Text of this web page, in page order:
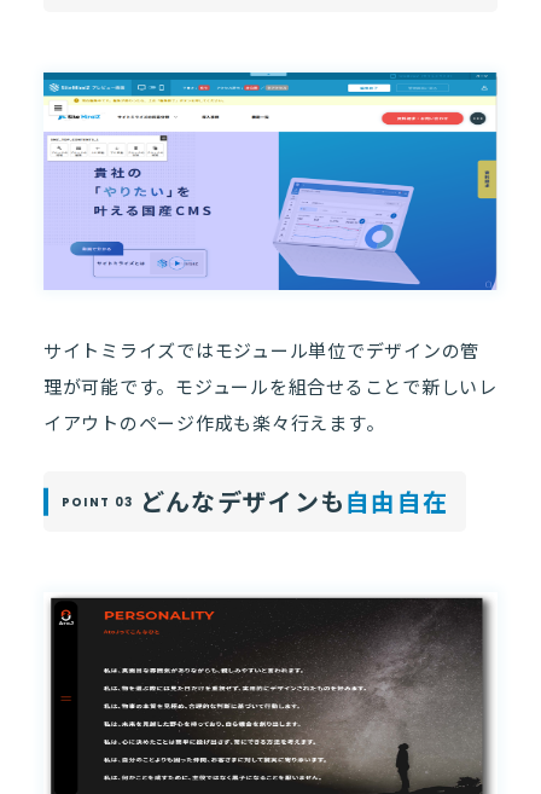
サイトミライズではモジュール単位でデザインの管
理が可能です。モジュールを組合せることで新しいレ
イアウトのページ作成も楽々行えます。
どんなデザインも自由自在